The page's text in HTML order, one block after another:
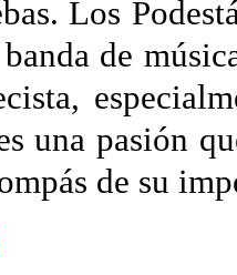
Los
de
una pasión
de su